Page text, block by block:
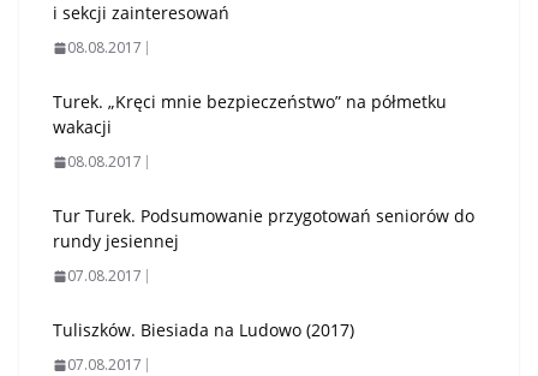
i sekcji zainteresowań
08.08.2017
Turek. „Kręci mnie bezpieczeństwo” na półmetku
wakacji
08.08.2017
Tur Turek. Podsumowanie przygotowań seniorów do
rundy jesiennej
07.08.2017
Tuliszków. Biesiada na Ludowo (2017)
07.08.2017